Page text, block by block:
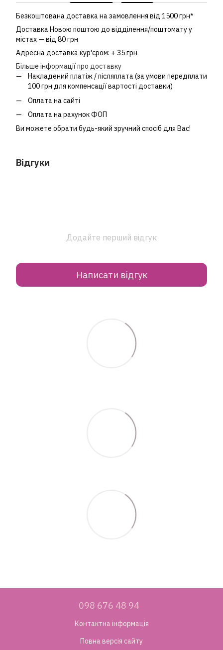
Безкоштована доставка на замовлення від 1500 грн*
Доставка Новою поштою до відділення/поштомату у
містах — від 80 грн
Адресна доставка кур'єром: + 35 грн
Більше інформації про доставку
Накладений платіж / післяплата (за умови передплати
100 грн для компенсації вартості доставки)
Оплата на сайті
Оплата на рахунок ФОП
Ви можете обрати будь-який зручний спосіб для Вас!
Відгуки
Додайте перший відгук
Написати відгук
098 676 48 94
Контактна інформація
Повна версія сайту